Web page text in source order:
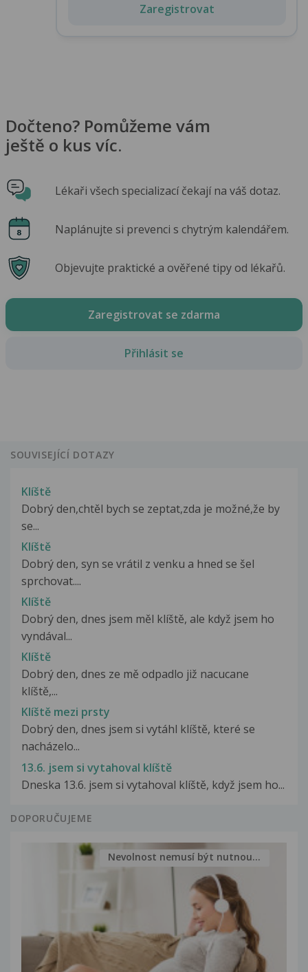
Zaregistrovat
Dočteno? Pomůžeme vám
ještě o kus víc.
Lékaři všech specializací čekají na váš dotaz.
Naplánujte si prevenci s chytrým kalendářem.
Objevujte praktické a ověřené tipy od lékařů.
Zaregistrovat se zdarma
Přihlásit se
SOUVISEJÍCÍ DOTAZY
Klíště
Dobrý den,chtěl bych se zeptat,zda je možné,že by
se...
Klíště
Dobrý den, syn se vrátil z venku a hned se šel
sprchovat....
Klíště
Dobrý den, dnes jsem měl klíště, ale když jsem ho
vyndával...
Klíště
Dobrý den, dnes ze mě odpadlo již nacucane
klíště,...
Klíště mezi prsty
Dobrý den, dnes jsem si vytáhl klíště, které se
nacházelo...
13.6. jsem si vytahoval klíště
Dneska 13.6. jsem si vytahoval klíště, když jsem ho...
DOPORUČUJEME
Nevolnost nemusí být nutnou...